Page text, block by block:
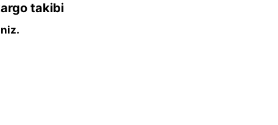
takibi